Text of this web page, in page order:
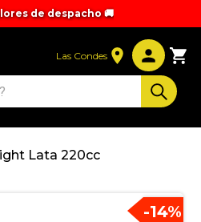
de despacho 🚚
Las Condes
Lata 220cc
-14%